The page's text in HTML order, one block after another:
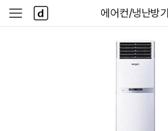
다나와
에어컨/냉난방기
사
이
다
나
와